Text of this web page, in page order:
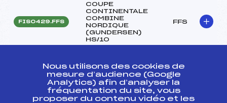
FIS0429.FFS
COUPE
CONTINENTALE
COMBINE
NORDIQUE
(GUNDERSEN)
HS/10
FFS
FIS0428.FFS
CONTINENTALE
COMBINE
NORDIQUE
(GUNDERSEN)
HS/10
FFS
Nous utilisons des cookies de
mesure d’audience (Google
Analytics) afin d’analyser la
fréquentation du site, vous
proposer du contenu vidéo et les